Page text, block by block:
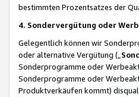
bestimmten Prozentsatzes der
4. Sondervergütung oder
Gelegentlich können wir
oder alternative Vergütung („
Sonderprogramme oder
Sonderprogramme oder
Produktverkäufen kommt)